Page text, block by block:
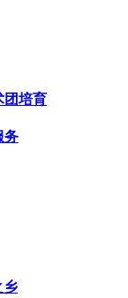
培育
务
乡